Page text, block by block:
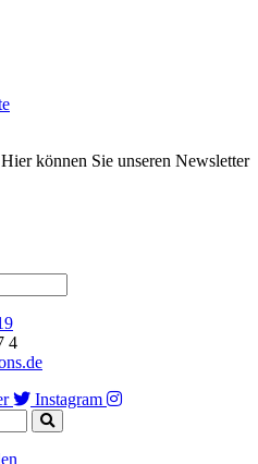
können Sie unseren Newsletter
4
Instagram